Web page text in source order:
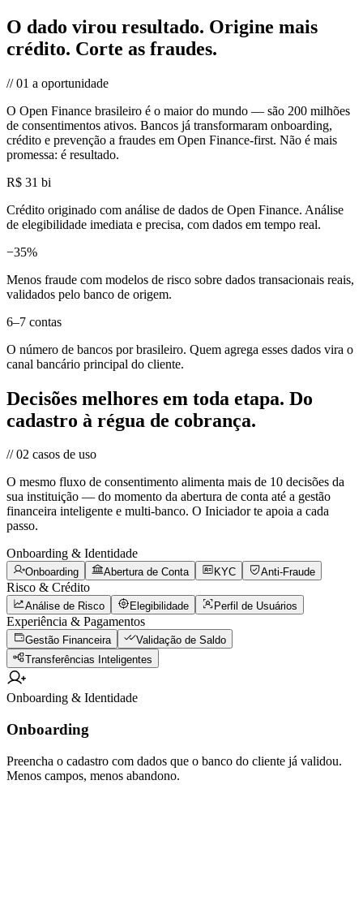
O dado virou resultado. Origine mais
crédito. Corte as fraudes.
//01 a oportunidade
O Open Finance brasileiro é o maior do mundo — são 200 milhões
de consentimentos ativos. Bancos já transformaram onboarding,
crédito e prevenção a fraudes em Open Finance-first. Não é mais
promessa: é resultado.
R$ 31 bi
Crédito originado com análise de dados de Open Finance. Análise
de elegibilidade imediata e precisa, com dados em tempo real.
−35%
Menos fraude com modelos de risco sobre dados transacionais reais,
validados pelo banco de origem.
6–7 contas
O número de bancos por brasileiro. Quem agrega esses dados vira o
canal bancário principal do cliente.
Decisões melhores em toda etapa. Do
cadastro à régua de cobrança.
//02 casos de uso
O mesmo fluxo de consentimento alimenta mais de 10 decisões da
sua instituição — do momento da abertura de conta até a gestão
financeira inteligente e multi-banco. O Iniciador te apoia a cada
passo.
Onboarding & Identidade
Onboarding Abertura de Conta KYC Anti-Fraude
Risco & Crédito
Análise de Risco Elegibilidade Perfil de Usuários
Experiência & Pagamentos
Gestão Financeira
Validação de Saldo
Transferências Inteligentes
Onboarding & Identidade
Onboarding
Preencha o cadastro com dados que o banco do cliente já validou.
Menos campos, menos abandono.